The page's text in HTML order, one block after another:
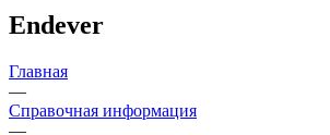
Endever
Главная
—
Справочная информация
—